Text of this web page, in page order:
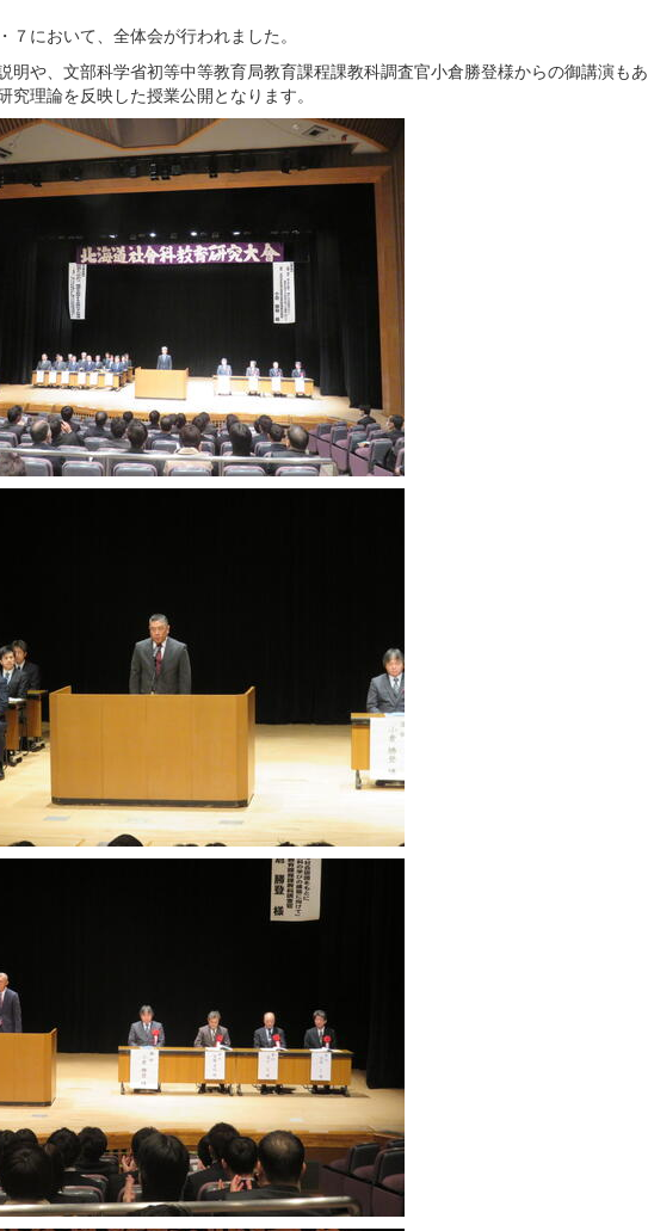
において、全体会が行われました。
や、文部科学省初等中等教育局教育課程課教科調査官小倉勝登様からの御講演もあ
理論を反映した授業公開となります。